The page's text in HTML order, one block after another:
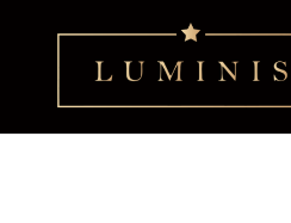
contenido